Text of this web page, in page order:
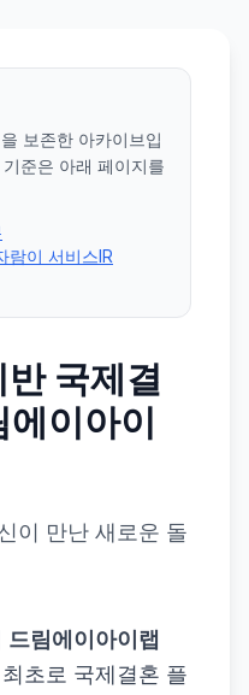
보존한 아카이브입
기준은 아래 페이지를
람이 서비스IR
국제결
에이아이
이 만난 새로운 돌
드림에이아이랩
초로 국제결혼 플